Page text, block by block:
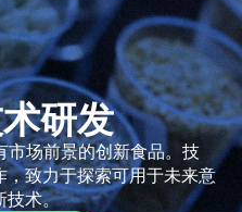
研发
市场前景的创新食品。技
致力于探索可用于未来意
技术。